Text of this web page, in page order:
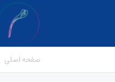
صفحه اصلی